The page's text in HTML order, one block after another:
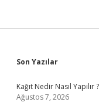
Sidebar
Son Yazılar
Kağıt Nedir Nasıl Yapılır ?
Ağustos 7, 2026